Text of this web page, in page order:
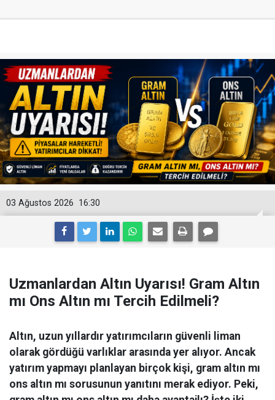
16:30
03 Ağustos 2026
Uzmanlardan Altın Uyarısı! Gram Altın
mı Ons Altın mı Tercih Edilmeli?
Altın, uzun yıllardır yatırımcıların güvenli liman
olarak gördüğü varlıklar arasında yer alıyor. Ancak
yatırım yapmayı planlayan birçok kişi, gram altın mı
ons altın mı sorusunun yanıtını merak ediyor. Peki,